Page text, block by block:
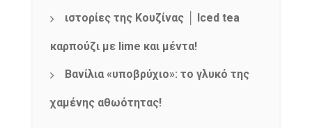
ιστορίες της Κουζίνας │ Iced tea
καρπούζι με lime και μέντα!
Βανίλια «υποβρύχιο»: το γλυκό της
χαμένης αθωότητας!